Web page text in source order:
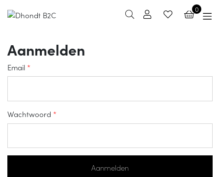
0
Aanmelden
Email *
Wachtwoord *
Aanmelden